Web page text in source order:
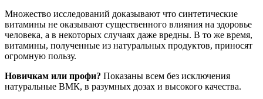
Множество исследований доказывают что синтетические
витамины не оказывают существенного влияния на здоровье
человека, а в некоторых случаях даже вредны. В то же время,
витамины, полученные из натуральных продуктов, приносят
огромную пользу.
Новичкам или профи? Показаны всем без исключения
натуральные ВМК, в разумных дозах и высокого качества.